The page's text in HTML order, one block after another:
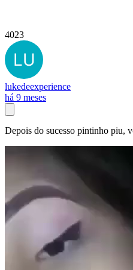
4023
lukedeexperience
há 9 meses
Depois do sucesso pintinho piu,